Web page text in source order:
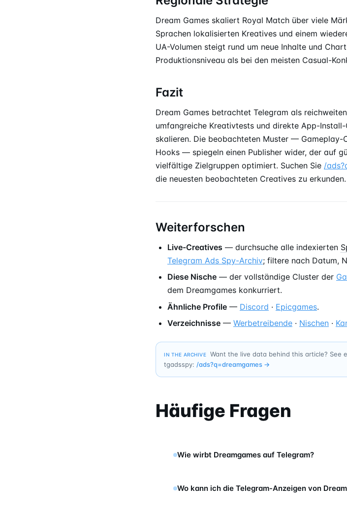
Dream Games skaliert Royal Match über viele
Sprachen lokalisierten Kreatives und einem
UA-Volumen steigt rund um neue Inhalte und
Produktionsniveau als bei den meisten Casual-
Fazit
Dream Games betrachtet Telegram als
umfangreiche Kreativtests und direkte App-
skalieren. Die beobachteten Muster — Gameplay-
Hooks — spiegeln einen Publisher wider, der auf
vielfältige Zielgruppen optimiert. Suchen Sie /
die neuesten beobachteten Creatives zu erkunden.
Weiterforschen
Live-Creatives — durchsuche alle indexierten
Telegram Ads Spy-Archiv; filtere nach Datum,
Diese Nische — der vollständige Cluster der
dem Dreamgames konkurriert.
Ähnliche Profile — Discord · Epicgames.
Verzeichnisse — Werbetreibende · Nischen ·
IN THE ARCHIVE
Want the live data behind this article? See
tgadsspy: /ads?q=dreamgames →
Häufige Fragen
Wie wirbt Dreamgames auf Telegram?
Wo kann ich die Telegram-Anzeigen von